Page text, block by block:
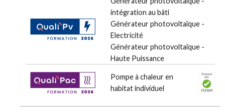
intégration au bâti
Générateur photovoltaïque -
Electricité
Générateur photovoltaïque -
Haute Puissance
Pompe à chaleur en
habitat individuel